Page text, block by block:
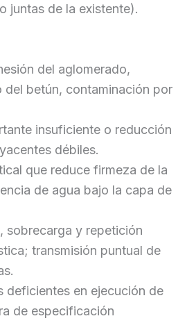
juntas de la existente).
del aglomerado,
betún, contaminación por
insuficiente o reducción
débiles.
que reduce firmeza de la
de agua bajo la capa de
sobrecarga y repetición
transmisión puntual de
deficientes en ejecución de
de especificación